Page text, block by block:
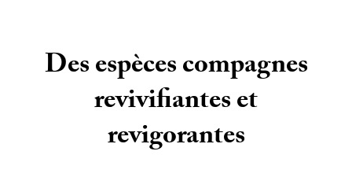
Des espèces compagnes
revivifiantes et
revigorantes